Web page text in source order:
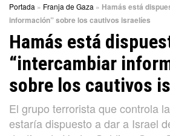
Portada » Franja de Gaza » Hamás está
información” sobre los cautivos israelíes
Hamás está
“intercambiar
sobre los cautivos
El grupo terrorista que controla
estaría dispuesto a dar a Israel